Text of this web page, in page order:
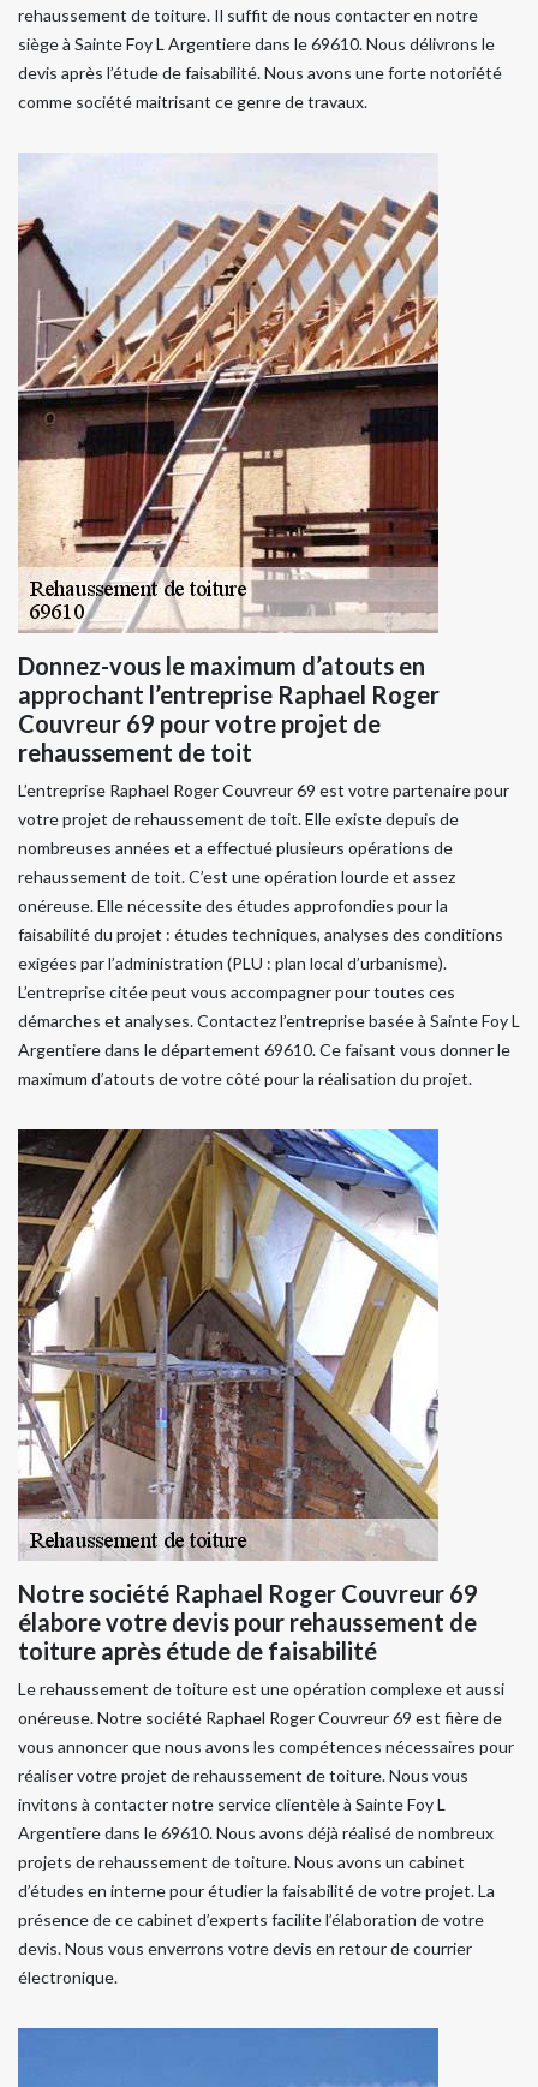
rehaussement de toiture. Il suffit de nous contacter en notre
siège à Sainte Foy L Argentiere dans le 69610. Nous délivrons le
devis après l’étude de faisabilité. Nous avons une forte notoriété
comme société maitrisant ce genre de travaux.
Donnez-vous le maximum d’atouts en
approchant l’entreprise Raphael Roger
Couvreur 69 pour votre projet de
rehaussement de toit
L’entreprise Raphael Roger Couvreur 69 est votre partenaire pour
votre projet de rehaussement de toit. Elle existe depuis de
nombreuses années et a effectué plusieurs opérations de
rehaussement de toit. C’est une opération lourde et assez
onéreuse. Elle nécessite des études approfondies pour la
faisabilité du projet : études techniques, analyses des conditions
exigées par l’administration (PLU : plan local d’urbanisme).
L’entreprise citée peut vous accompagner pour toutes ces
démarches et analyses. Contactez l’entreprise basée à Sainte Foy L
Argentiere dans le département 69610. Ce faisant vous donner le
maximum d’atouts de votre côté pour la réalisation du projet.
Notre société Raphael Roger Couvreur 69
élabore votre devis pour rehaussement de
toiture après étude de faisabilité
Le rehaussement de toiture est une opération complexe et aussi
onéreuse. Notre société Raphael Roger Couvreur 69 est fière de
vous annoncer que nous avons les compétences nécessaires pour
réaliser votre projet de rehaussement de toiture. Nous vous
invitons à contacter notre service clientèle à Sainte Foy L
Argentiere dans le 69610. Nous avons déjà réalisé de nombreux
projets de rehaussement de toiture. Nous avons un cabinet
d’études en interne pour étudier la faisabilité de votre projet. La
présence de ce cabinet d’experts facilite l’élaboration de votre
devis. Nous vous enverrons votre devis en retour de courrier
électronique.